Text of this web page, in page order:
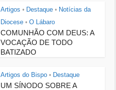
Artigos • Destaque • Notícias da
Diocese • O Lábaro
COMUNHÃO COM DEUS: A
VOCAÇÃO DE TODO
BATIZADO
Artigos do Bispo • Destaque
UM SÍNODO SOBRE A